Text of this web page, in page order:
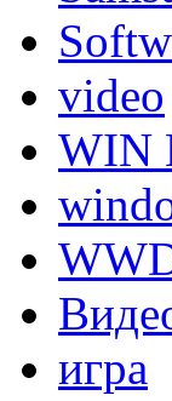
video
WIN
игра